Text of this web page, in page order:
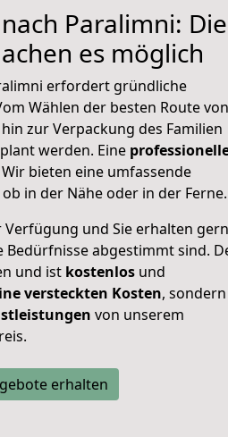
Paralimni: Die
es möglich
erfordert gründliche
Wählen der besten Route von
zur Verpackung des Familien
werden. Eine
bieten eine umfassende
in der Nähe oder in der Ferne.
und Sie erhalten
abgestimmt sind.
und ist kostenlos und
versteckten Kosten, sondern
von unserem
erhalten